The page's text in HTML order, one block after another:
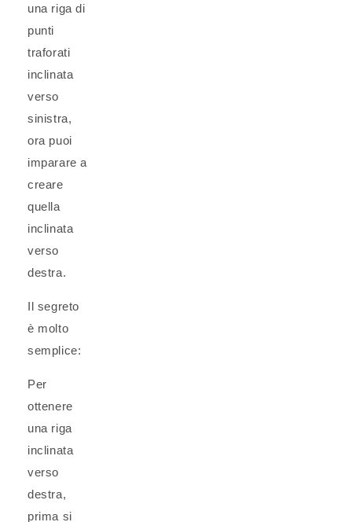
una riga di
punti
traforati
inclinata
verso
sinistra,
ora puoi
imparare a
creare
quella
inclinata
verso
destra.
Il segreto
è molto
semplice:
Per
ottenere
una riga
inclinata
verso
destra,
prima si